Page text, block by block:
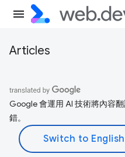
Articles
Google 會運用 AI 技術將內容
錯。